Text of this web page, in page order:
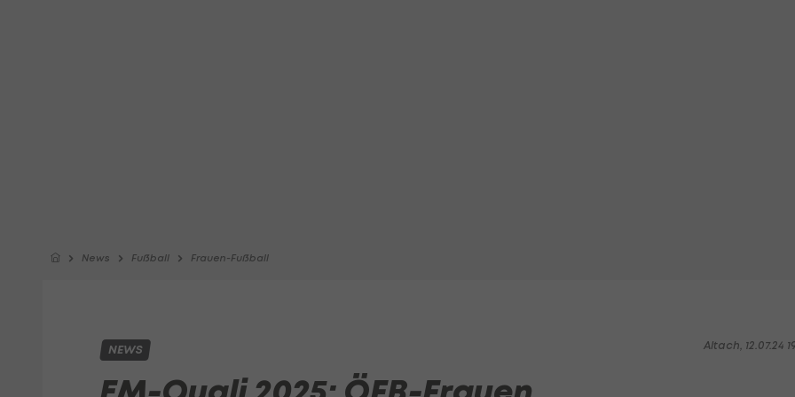
News Fußball Frauen-Fußball
Altach, 12.07.24
NEWS